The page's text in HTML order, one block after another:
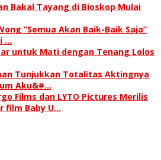
Bakal Tayang di Bioskop Mulai
“Semua Akan Baik-Baik Saja”
…
untuk Mati dengan Tenang Lolos
Tunjukkan Totalitas Aktingnya
Aku&#…
Films dan LYTO Pictures Merilis
film Baby U…